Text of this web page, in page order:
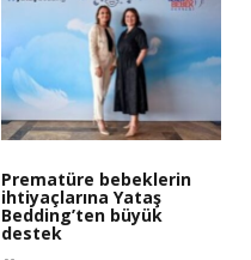
Prematüre bebeklerin
ihtiyaçlarına Yataş
Bedding’ten büyük
destek